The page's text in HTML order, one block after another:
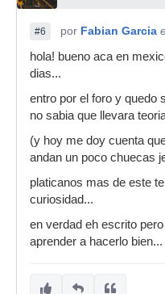
#6 por Fabian Garcia
hola! bueno aca en
dias...
entro por el foro y quedo
no sabia que llevara
(y hoy me doy cuenta
andan un poco chuecas
platicanos mas de este
curiosidad...
en verdad eh escrito
aprender a hacerlo bien...